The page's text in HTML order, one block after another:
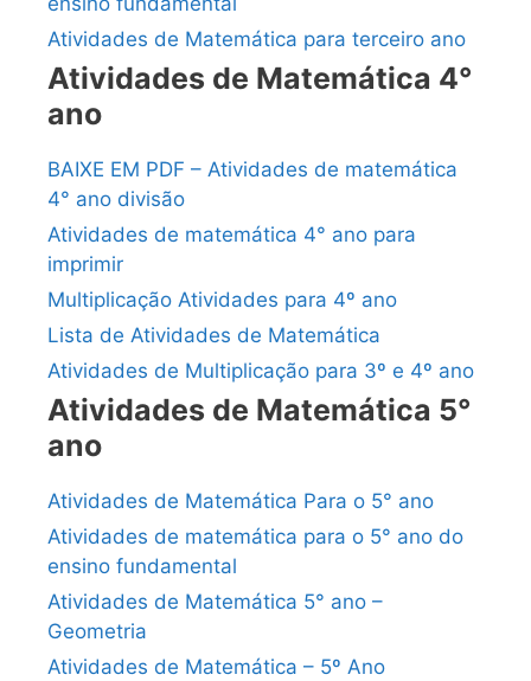
Atividades de Matemática para terceiro ano
Atividades de Matemática 4°
ano
BAIXE EM PDF – Atividades de matemática
4° ano divisão
Atividades de matemática 4° ano para
imprimir
Multiplicação Atividades para 4º ano
Lista de Atividades de Matemática
Atividades de Multiplicação para 3º e 4º ano
Atividades de Matemática 5°
ano
Atividades de Matemática Para o 5° ano
Atividades de matemática para o 5° ano do
ensino fundamental
Atividades de Matemática 5° ano –
Geometria
Atividades de Matemática – 5º Ano